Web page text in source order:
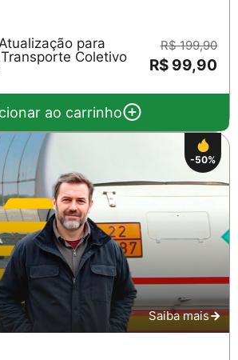
para
Coletivo
R$ 199,90
R$ 99,90
ao carrinho
-50%
Saiba mais